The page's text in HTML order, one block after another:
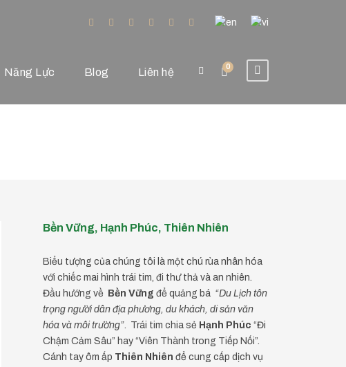
Năng Lực Blog Liên hệ 0
Bền Vững, Hạnh Phúc, Thiên Nhiên
Biểu tượng của chúng tôi là một chú rùa nhân hóa
với chiếc mai hình trái tim, đi thư thả và an nhiên.
Đầu hướng về
Bền Vững để quảng bá “Du Lịch tôn
trọng người dân địa phương, du khách, di sản văn
hóa và môi trường”. Trái tim chia sẻ Hạnh Phúc “Đi
Chậm Cảm Sâu” hay “Viên Thành trong Tiếp Nối”.
Cánh tay ôm ấp Thiên Nhiên để cung cấp dịch vụ